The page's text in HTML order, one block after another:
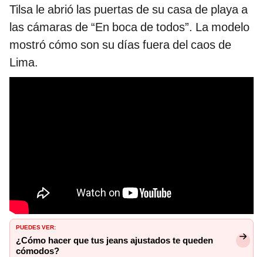
Tilsa le abrió las puertas de su casa de playa a
las cámaras de “En boca de todos”. La modelo
mostró cómo son su días fuera del caos de
Lima.
PUEDES VER:
¿Cómo hacer que tus jeans ajustados te queden
cómodos?